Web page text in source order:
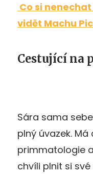
Co si
vidět Machu
Cestující na
Sára sama
plný úvazek.
primmatologie
chvíli plnit si